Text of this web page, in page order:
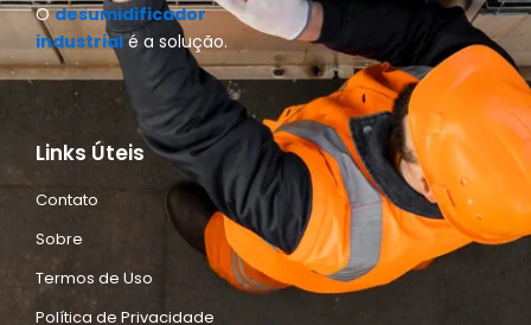
Odesumidificador
industrialé a solução.
Links Úteis
Contato
Sobre
Termos de Uso
Política de Privacidade